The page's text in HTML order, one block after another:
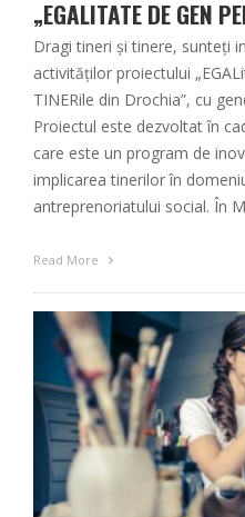
„EGALITATE DE GEN
Dragi tineri și tinere, sunteți
activităților proiectului
TINERile din Drochia”, cu
Proiectul este dezvoltat în
care este un program de
implicarea tinerilor în
antreprenoriatului social. În
Read More